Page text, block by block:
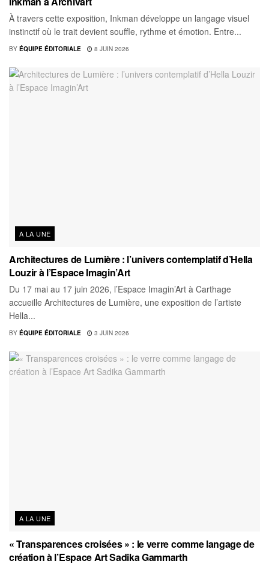
À travers cette exposition, Inkman développe un langage visuel
instinctif où le trait devient souffle, rythme et émotion. Entre...
BY ÉQUIPE ÉDITORIALE 8 JUIN 2026
A LA UNE
Architectures de Lumière : l’univers contemplatif d’Hella
Louzir à l’Espace Imagin’Art
Du 17 mai au 17 juin 2026, l’Espace Imagin’Art à Carthage
accueille Architectures de Lumière, une exposition de l’artiste
Hella...
BY ÉQUIPE ÉDITORIALE 3 JUIN 2026
A LA UNE
« Transparences croisées » : le verre comme langage de
création à l’Espace Art Sadika Gammarth